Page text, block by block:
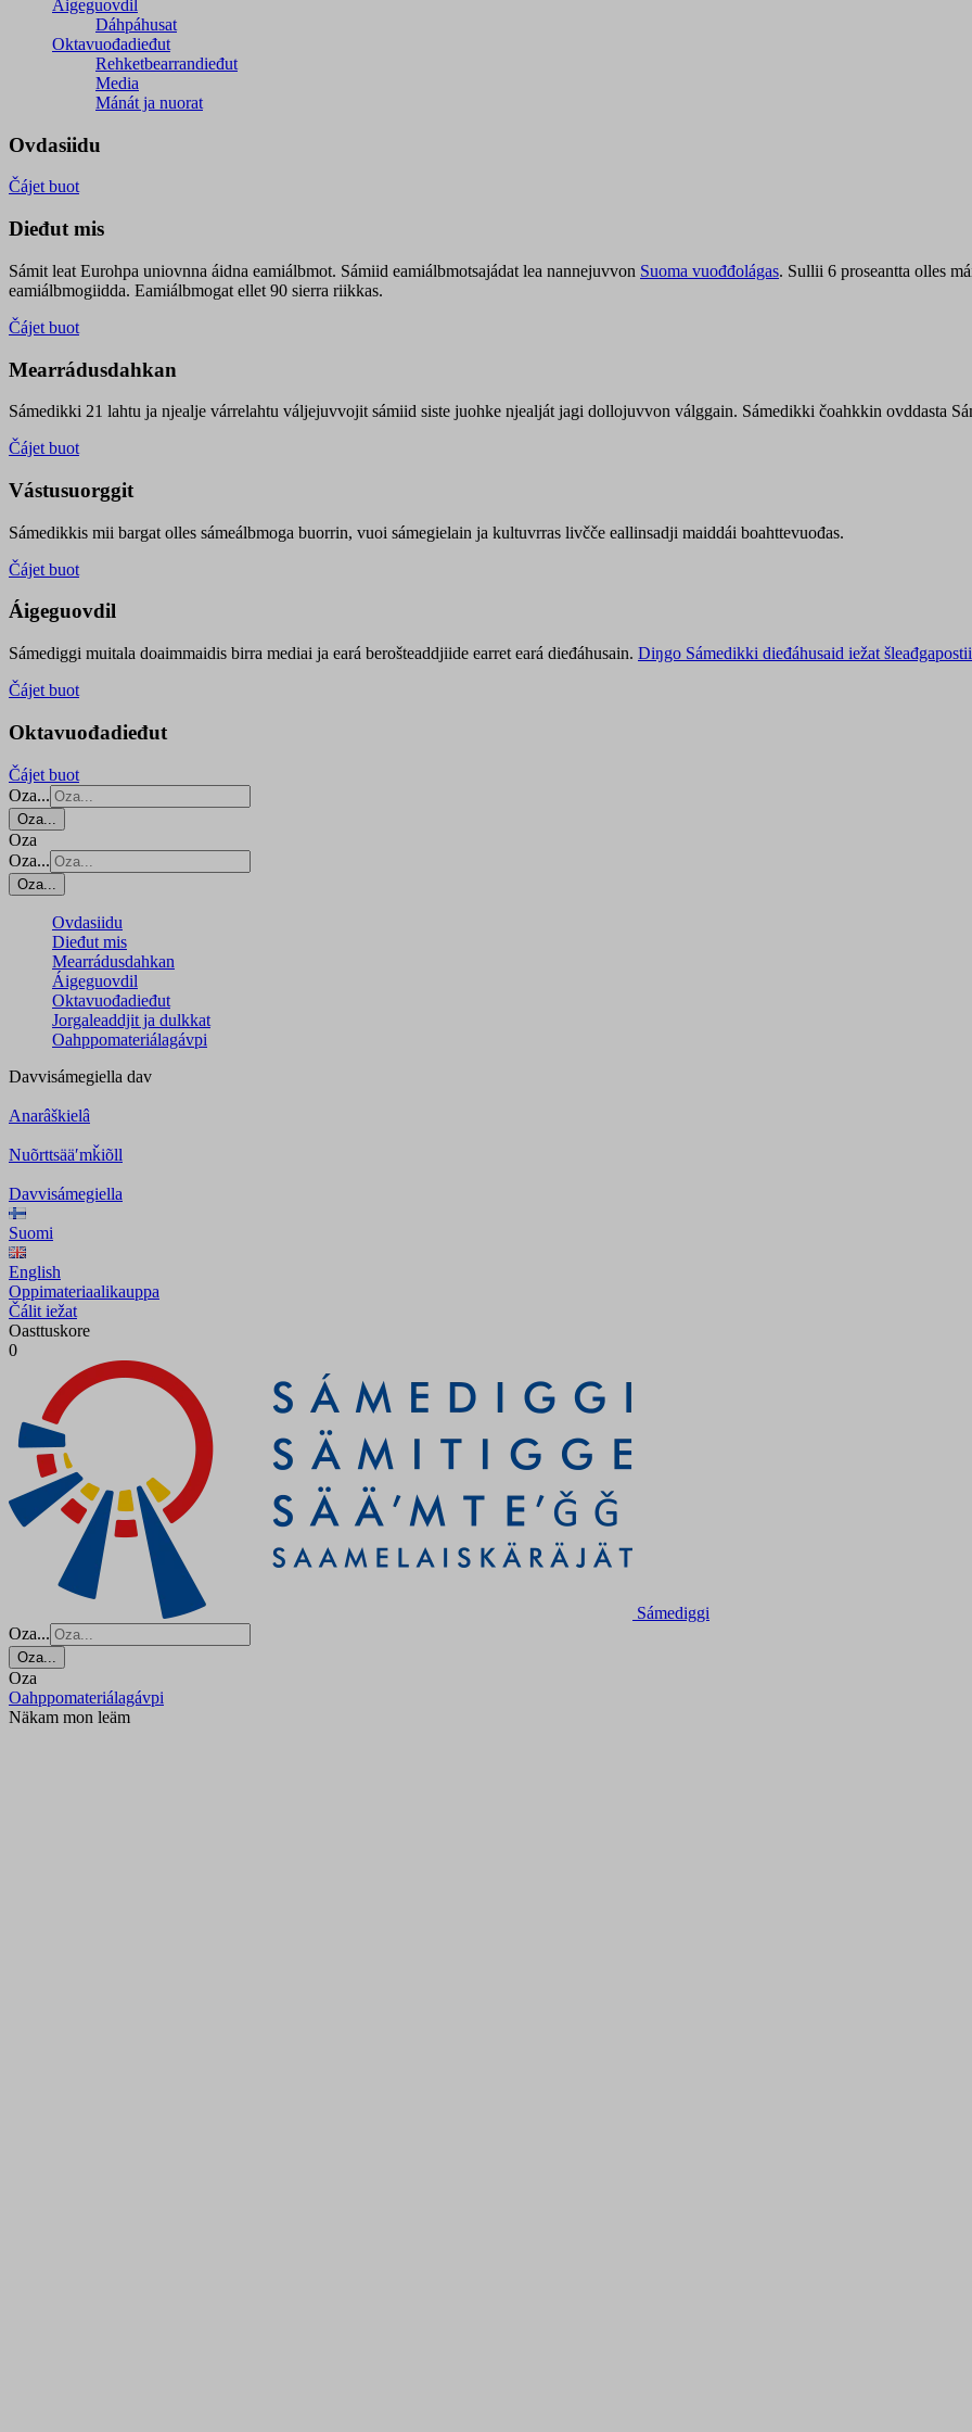
Áigeguovdil
Dáhpáhusat
Oktavuođadieđut
Rehketbearrandieđut
Media
Mánát ja nuorat
Ovdasiidu
Čájet buot
Dieđut mis
Sámit leat Eurohpa uniovnna áidna eamiálbmot. Sámiid eamiálbmotsajádat lea nannejuvvon Suoma vuođđolágas. Sullii 6 proseantta olles
eamiálbmogiidda. Eamiálbmogat ellet 90 sierra riikkas.
Čájet buot
Mearrádusdahkan
Sámedikki 21 lahtu ja njealje várrelahtu váljejuvvojit sámiid siste juohke njealját jagi dollojuvvon válggain. Sámedikki čoahkkin ovddasta
Čájet buot
Vástusuorggit
Sámedikkis mii bargat olles sámeálbmoga buorrin, vuoi sámegielain ja kultuvrras livčče eallinsadji maiddái boahttevuođas.
Čájet buot
Áigeguovdil
Sámediggi muitala doaimmaidis birra mediai ja eará berošteaddjiide earret eará dieđáhusain. Diŋgo Sámedikki dieđáhusaid iežat šleađgapostii
Čájet buot
Oktavuođadieđut
Čájet buot
Oza...
Oza...
Oza
Oza...
Oza...
Ovdasiidu
Dieđut mis
Mearrádusdahkan
Áigeguovdil
Oktavuođadieđut
Jorgaleaddjit ja dulkkat
Oahppomateriálagávpi
Davvisámegiella dav
Anarâškielâ
Nuõrttsääʹmǩiõll
Davvisámegiella
Suomi
English
Oppimateriaalikauppa
Čálit iežat
Oasttuskore
0
Sámediggi
Oza...
Oza...
Oza
Oahppomateriálagávpi
Näkam mon leäm